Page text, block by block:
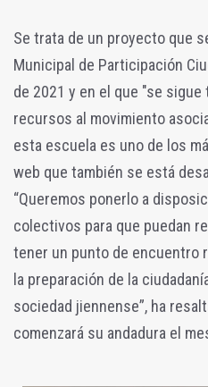
Se trata de un proyecto que
Municipal de Participación
de 2021 y en el que "se sigue
recursos al movimiento
esta escuela es uno de los
web que también se está
“Queremos ponerlo a
colectivos para que puedan
tener un punto de encuentro
la preparación de la
sociedad jiennense”, ha
comenzará su andadura el